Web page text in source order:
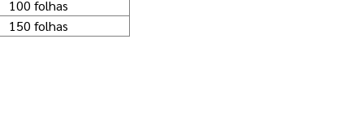
100 folhas
150 folhas